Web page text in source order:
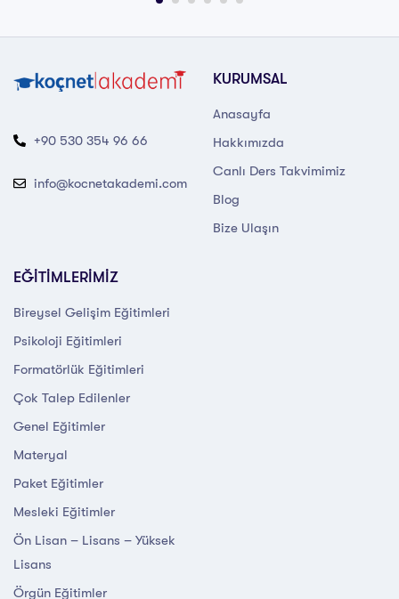
+90 530 354 96 66
info@kocnetakademi.com
KURUMSAL
Anasayfa
Hakkımızda
Canlı Ders Takvimimiz
Blog
Bize Ulaşın
EĞİTİMLERİMİZ
Bireysel Gelişim Eğitimleri
Psikoloji Eğitimleri
Formatörlük Eğitimleri
Çok Talep Edilenler
Genel Eğitimler
Materyal
Paket Eğitimler
Mesleki Eğitimler
Ön Lisan – Lisans – Yüksek
Lisans
Örgün Eğitimler